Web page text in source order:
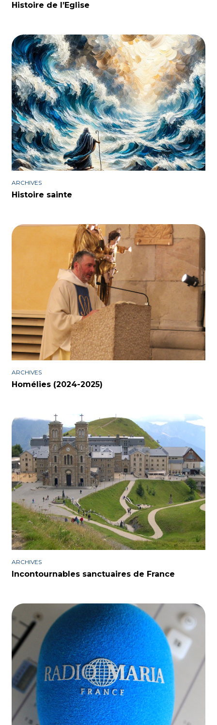
Histoire de l’Eglise
ARCHIVES
Histoire sainte
ARCHIVES
Homélies (2024-2025)
ARCHIVES
Incontournables sanctuaires de France